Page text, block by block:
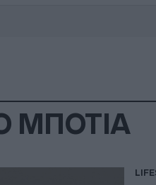
ΜΠΟΤΙΑ